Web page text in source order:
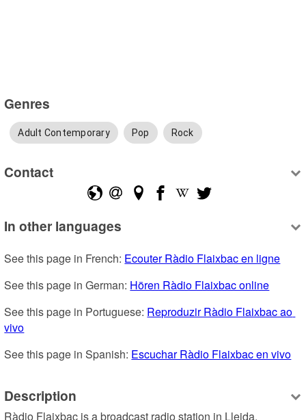
Genres
Adult Contemporary Pop Rock
Contact
In other languages
See this page in French: Ecouter Ràdio Flaixbac en ligne
See this page in German: Hören Ràdio Flaixbac online
See this page in Portuguese: Reproduzir Ràdio Flaixbac ao
vivo
See this page in Spanish: Escuchar Ràdio Flaixbac en vivo
Description
Ràdio Flaixbac is a broadcast radio station in Lleida,